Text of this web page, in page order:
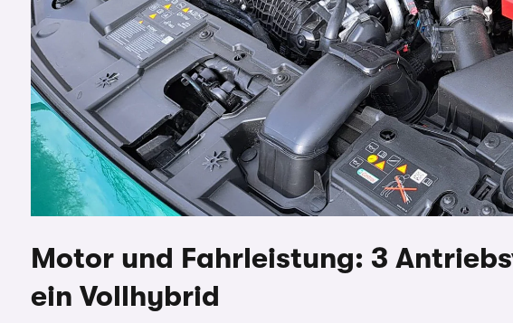
Motor und Fahrleistung: 3
ein Vollhybrid